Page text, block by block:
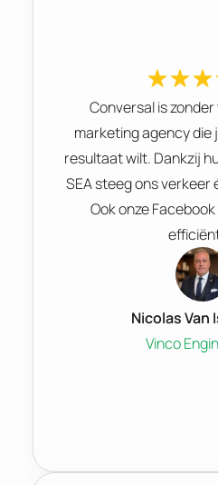
Conversal is
marketing agency die
resultaat wilt. Dankzij
SEA steeg ons verkeer
Ook onze
Nicolas Van
Vinco